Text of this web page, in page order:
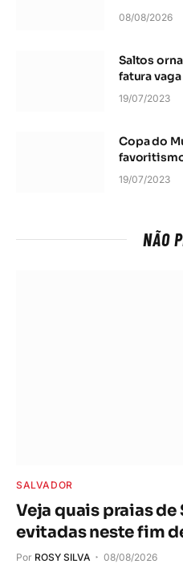
08/08/2026
Saltos
fatura
19/07/2023
Copa do
19/07/2023
NÃO
SALVADOR
Veja quais praias de
evitadas neste fim
Por ROSY SILVA 08/08/2026